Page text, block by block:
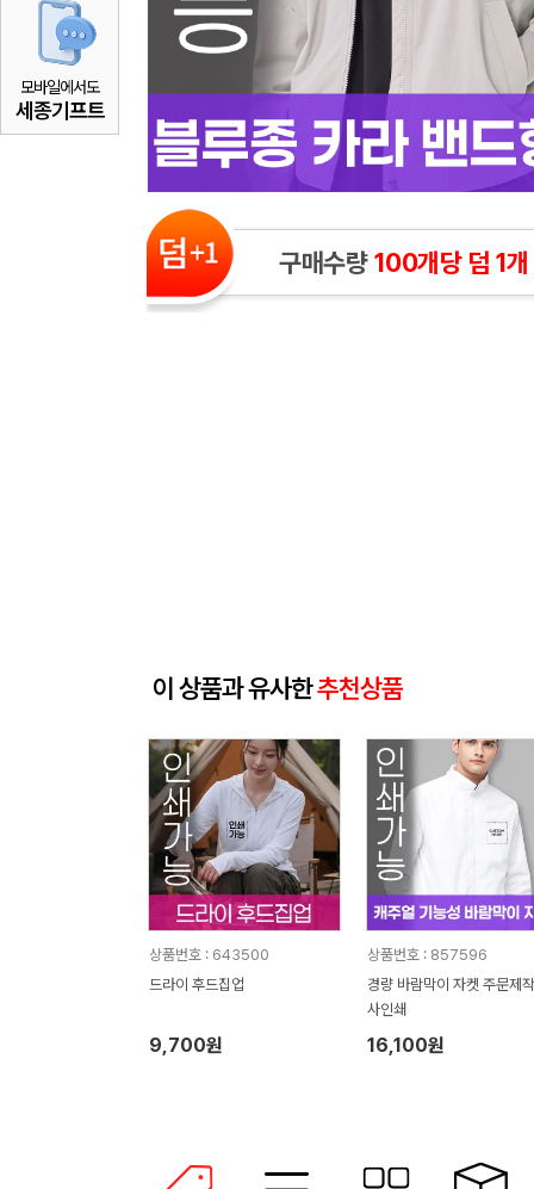
모바일에서도
세종기프트
구매수량100개당 덤 1개
이 상품과 유사한추천상품
상품번호 : 643500
드라이 후드집업
9,700원
상품번호 : 857596
경량 바람막이 자켓 주문제
사인쇄
16,100원